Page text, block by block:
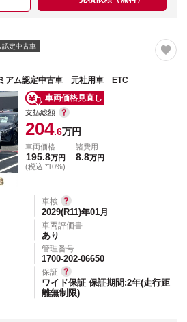
認定中古車
アム認定中古車 元社用車 ETC
車両価格見直し
支払総額
204.6万円
車両価格
195.8万円
(税込 *10%)
諸費用
8.8万円
車検
2029(R11)年01月
車両評価書
あり
管理番号
1700-202-06650
保証
ワイド保証 保証期間:2年(走行距
離無制限)